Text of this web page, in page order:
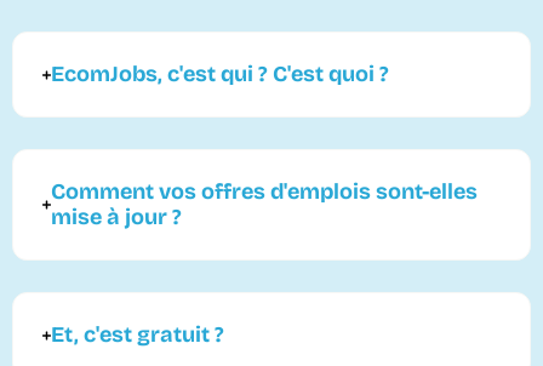
EcomJobs, c'est qui ? C'est quoi ?
Comment vos offres d'emplois sont-elles
mise à jour ?
Et, c'est gratuit ?